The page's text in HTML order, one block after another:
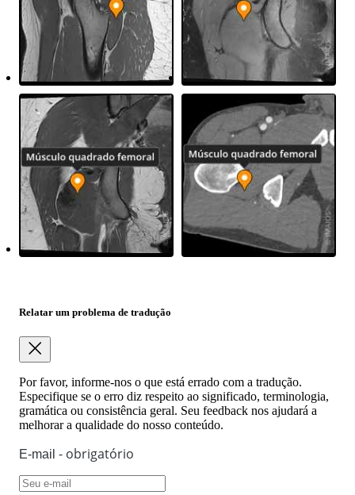
Relatar um problema de tradução
Por favor, informe-nos o que está errado com a tradução.
Especifique se o erro diz respeito ao significado, terminologia,
gramática ou consistência geral. Seu feedback nos ajudará a
melhorar a qualidade do nosso conteúdo.
E-mail - obrigatório